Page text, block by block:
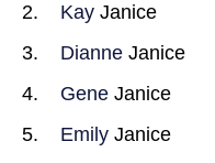
Kay Janice
Dianne Janice
Gene Janice
Emily Janice